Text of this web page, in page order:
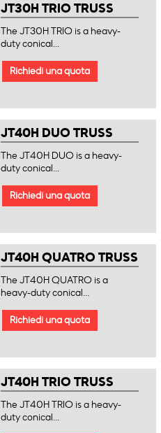
JT30H TRIO TRUSS
The JT30H TRIO is a heavy-
duty conical...
Richiedi una quota
JT40H DUO TRUSS
The JT40H DUO is a heavy-
duty conical...
Richiedi una quota
JT40H QUATRO TRUSS
The JT40H QUATRO is a
heavy-duty conical...
Richiedi una quota
JT40H TRIO TRUSS
The JT40H TRIO is a heavy-
duty conical...